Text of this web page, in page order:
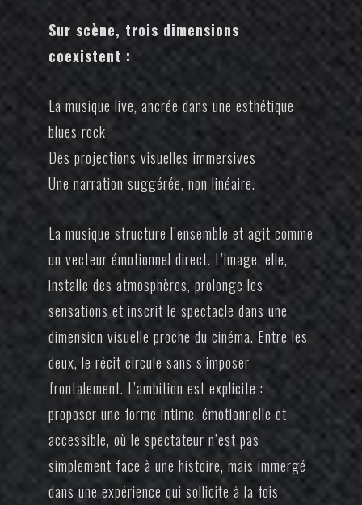
Sur scène, trois dimensions
coexistent :
La musique live, ancrée dans une esthétique
blues rock
Des projections visuelles immersives
Une narration suggérée, non linéaire.
La musique structure l’ensemble et agit comme
un vecteur émotionnel direct. L’image, elle,
installe des atmosphères, prolonge les
sensations et inscrit le spectacle dans une
dimension visuelle proche du cinéma. Entre les
deux, le récit circule sans s’imposer
frontalement. L’ambition est explicite :
proposer une forme intime, émotionnelle et
accessible, où le spectateur n’est pas
simplement face à une histoire, mais immergé
dans une expérience qui sollicite à la fois